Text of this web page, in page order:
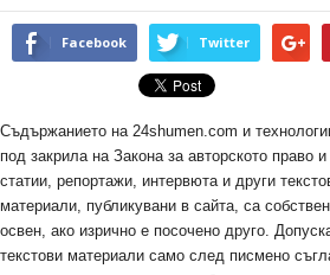
Facebook Twitter
Съдържанието на 24shumen.com и
под закрила на Закона за авторското право
статии, репортажи, интервюта и други
материали, публикувани в сайта, са
освен, ако изрично е посочено друго.
текстови материали само след писмено